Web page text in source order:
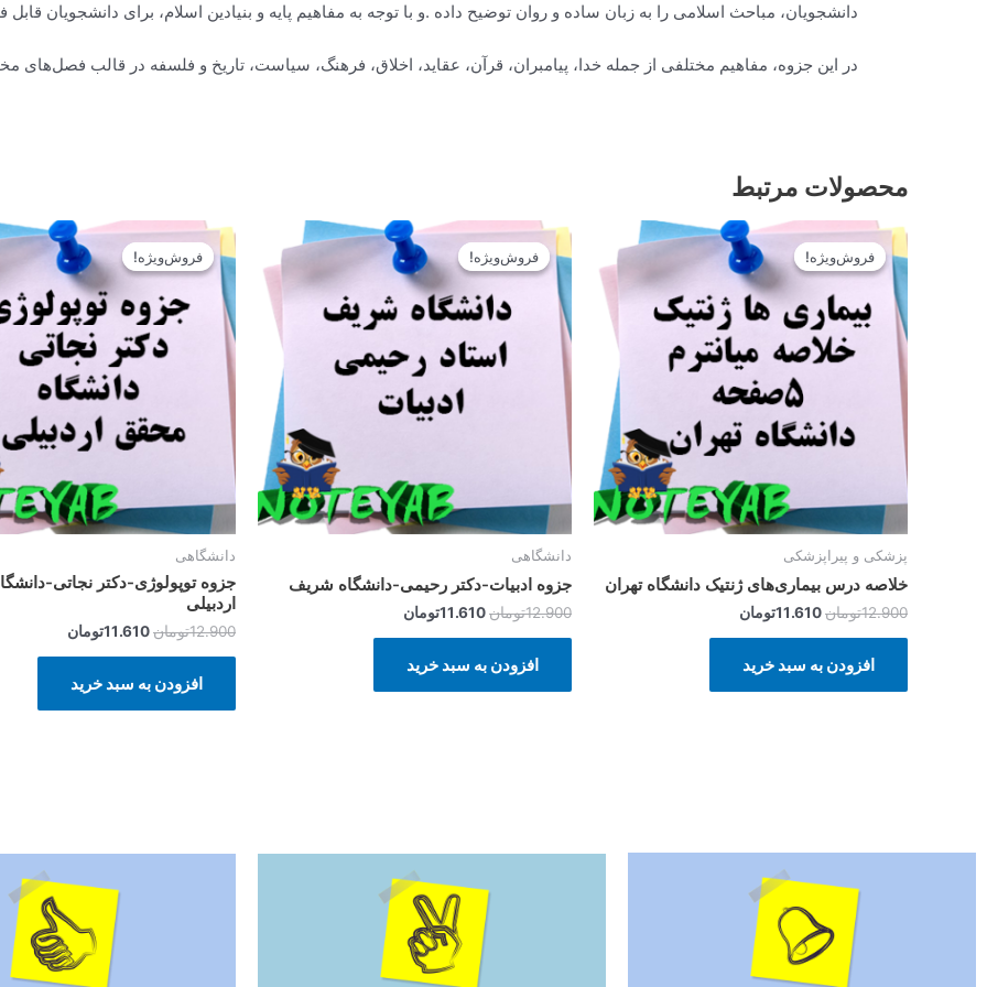
دانشجویان، مباحث اسلامی را به زبان ساده و روان توضیح داده .و با توجه به مفاهیم پایه و بنیادین اسلام، برای دانشجویان
در این جزوه، مفاهیم مختلفی از جمله خدا، پیامبران، قرآن، عقاید، اخلاق، فرهنگ، سیاست، تاریخ و فلسفه در قالب
محصولات مرتبط
فروش‌ویژه!
فروش‌ویژه!
پزشکی و پیراپزشکی
خلاصه درس بیماری‌های ژنتیک دانشگاه تهران
12.900تومان
قیمت
اصلی
12.900تومان
11.610تومان
قیمت
فعلی
است.
افزودن به سبد خرید
فروش‌ویژه!
فروش‌ویژه!
دانشگاهی
جزوه ادبیات-دکتر رحیمی-دانشگاه شریف
12.900تومان
قیمت
اصلی
12.900تومان
11.610تومان
قیمت
فعلی
است.
افزودن به سبد خرید
فروش‌ویژه!
فروش‌ویژه!
دانشگاهی
جزوه توپولوژی-دکتر نجاتی-
اردبیلی
12.900تومان
قیمت
اصلی
12.900تومان
11.610تومان
قیمت
فعلی
است.
افزودن به سبد خرید